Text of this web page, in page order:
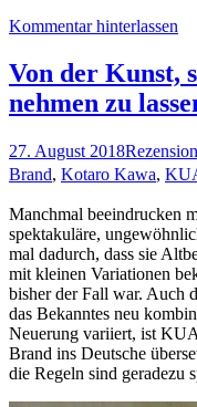
Kommentar hinterlassen
Von der Kunst,
nehmen zu
27. August 2018Rezension
Brand, Kotaro Kawa,
Manchmal beeindrucken
spektakuläre,
mal dadurch, dass sie
mit kleinen Variationen
bisher der Fall war. Auch
das Bekanntes neu
Neuerung variiert, ist
Brand ins Deutsche
die Regeln sind geradezu